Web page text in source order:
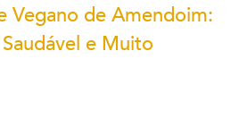
Vegano de Amendoim:
e Muito